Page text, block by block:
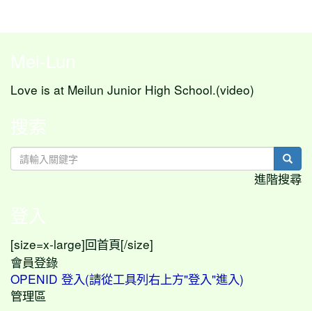
Mei-Lun
Love is at Meilun Junior High School.(video)
搜索
進階搜尋
登入
[size=x-large] 回首頁[/size]
會員登錄
OPENID 登入(請從工具列右上方"登入"進入)
管理區